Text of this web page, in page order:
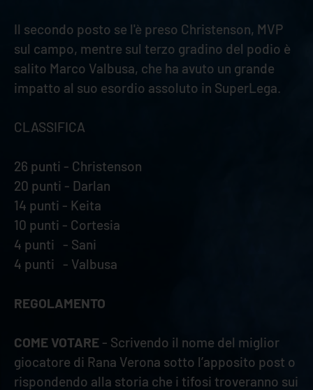
Il secondo posto se l'è preso Christenson, MVP
sul campo, mentre sul terzo gradino del podio è
salito Marco Valbusa, che ha avuto un grande
impatto al suo esordio assoluto in SuperLega.
CLASSIFICA
26 punti - Christenson
20 punti - Darlan
14 punti - Keita
10 punti - Cortesia
4 punti - Sani
4 punti - Valbusa
REGOLAMENTO
COME VOTARE - Scrivendo il nome del miglior
giocatore di Rana Verona sotto l’apposito post o
rispondendo alla storia che i tifosi troveranno sui